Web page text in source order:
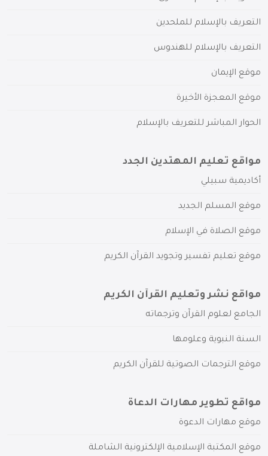
التعريف بالإسلام للملحدين
التعريف بالإسلام للهندوس
موقع الإيمان
موقع المعجزة الأخيرة
الحوار المباشر للتعريف بالإسلام
مواقع تعليم المهتدين الجدد
أكاديمية سبيلي
موقع المسلم الجديد
موقع الصلاة في الإسلام
موقع تعليم تفسير وتجويد القرآن الكريم
مواقع نشر وتعليم القرآن الكريم
الجامع لعلوم القرآن وترجماته
السنة النبوية وعلومها
موقع الترجمات الصوتية للقرآن الكريم
مواقع تطوير مهارات الدعاة
موقع مهارات الدعوة
موقع المكتبة الإسلامية الإلكترونية الشاملة